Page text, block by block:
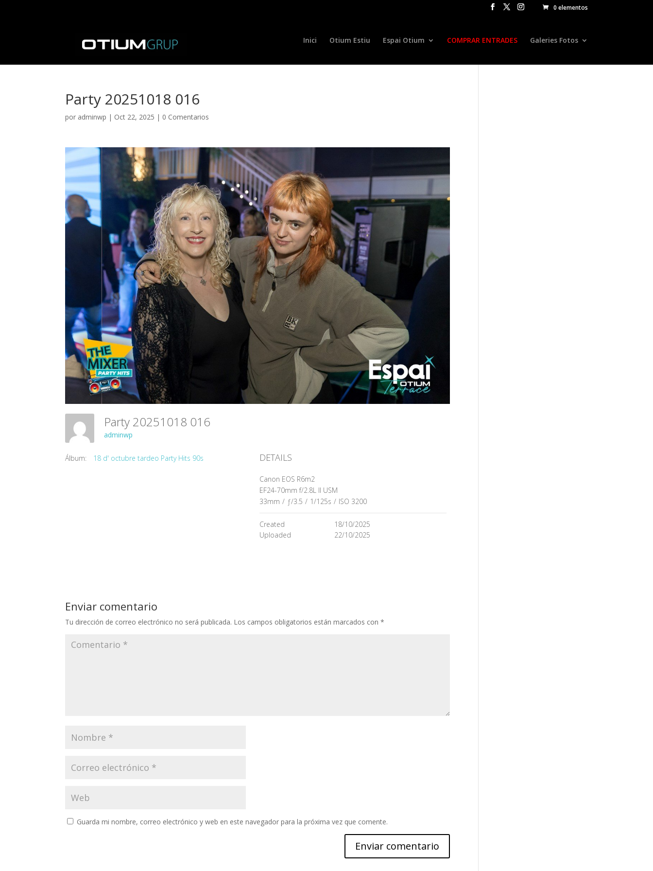
0 elementos
Inici Otium Estiu Espai Otium COMPRAR ENTRADES Galeries Fotos
Party 20251018 016
por adminwp | Oct 22, 2025 | 0 Comentarios
Party 20251018 016
adminwp
Álbum: 18 d' octubre tardeo Party Hits 90s DETAILS
Canon EOS R6m2
EF24-70mm f/2.8L II USM
33mm / ƒ/3.5 / 1/125s / ISO 3200
Created
18/10/2025
Uploaded
22/10/2025
Enviar comentario
Tu dirección de correo electrónico no será publicada. Los campos obligatorios están marcados con*
Guarda mi nombre, correo electrónico y web en este navegador para la próxima vez que comente.